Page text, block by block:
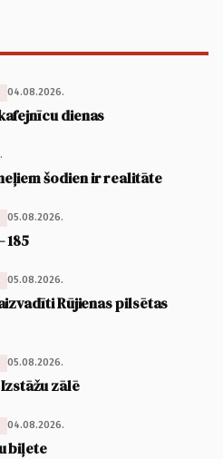
04.08.2026.
dienas
šodien ir realitāte
05.08.2026.
185
05.08.2026.
Rūjienas pilsētas
05.08.2026.
zālē
04.08.2026.
biļete